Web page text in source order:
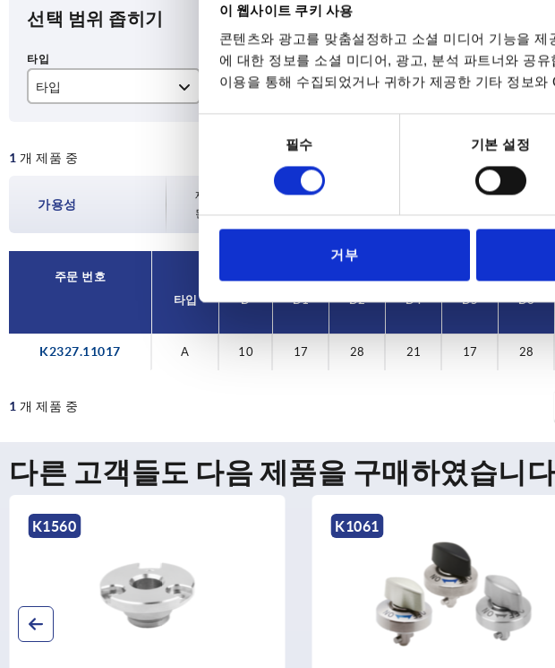
이 웹사이트 쿠키 사용
콘텐츠와 광고를 맞춤설정하고 소셜 미디어 기능을
에 대한 정보를 소셜 미디어, 광고, 분석 파트너와 공
이용을 통해 수집되었거나 귀하가 제공한 기타 정보
필수 기본 설정
거부
선택 범위 좁히기
타입 D1
1 개 제품 중
가용성
재고 현황은 하루에 여러 번 정기적으로 업데이트됩니다. 주문 완료 전 마
된 배송일을 확인하실 수 있습니다.
주문 번호
타입
D D1 D2 D4 D5 D6
K2327.11017 A 10 17 28 21 17 28
1 개 제품 중
다른 고객들도 다음 제품을 구매하였습니
K1061 K1558